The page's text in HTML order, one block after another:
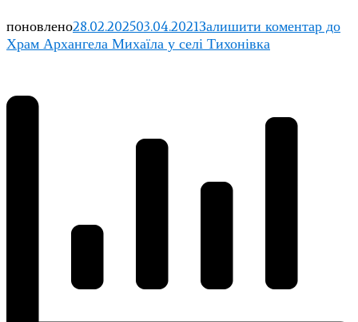
поновлено28.02.202503.04.2021Залишити коментар до
Храм Архангела Михаїла у селі Тихонівка